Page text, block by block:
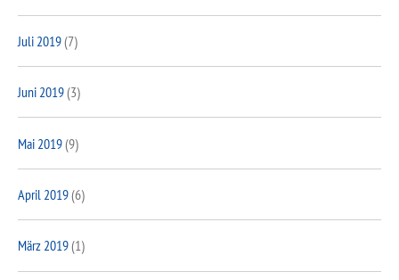
Juli 2019(7)
Juni 2019(3)
Mai 2019(9)
April 2019(6)
März 2019(1)